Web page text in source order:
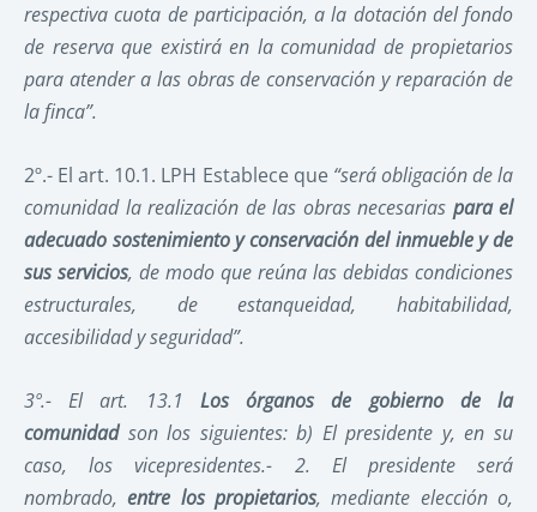
respectiva cuota de participación, a la dotación del fondo
de reserva que existirá en la comunidad de propietarios
para atender a las obras de conservación y reparación de
la finca”.
2º.- El art. 10.1. LPH Establece que “será obligación de la
comunidad la realización de las obras necesarias para el
adecuado sostenimiento y conservación del inmueble y de
sus servicios, de modo que reúna las debidas condiciones
estructurales, de estanqueidad, habitabilidad,
accesibilidad y seguridad”.
3º.- El art. 13.1 Los órganos de gobierno de la
comunidadson los siguientes: b) El presidente y, en su
caso, los vicepresidentes.- 2. El presidente será
nombrado,entre los propietarios, mediante elección o,